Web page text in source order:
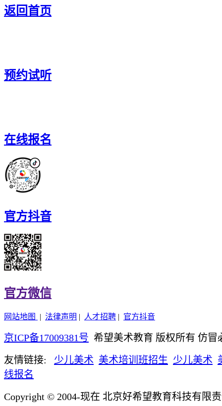
返回首页
预约试听
在线报名
官方抖音
官方微信
网站地图 | 法律声明 | 人才招聘 | 官方抖音
京ICP备17009381号 希望美术教育 版权所有 仿冒
友情链接: 少儿美术 美术培训班招生 少儿美术
线报名
Copyright © 2004-现在 北京好希望教育科技有限